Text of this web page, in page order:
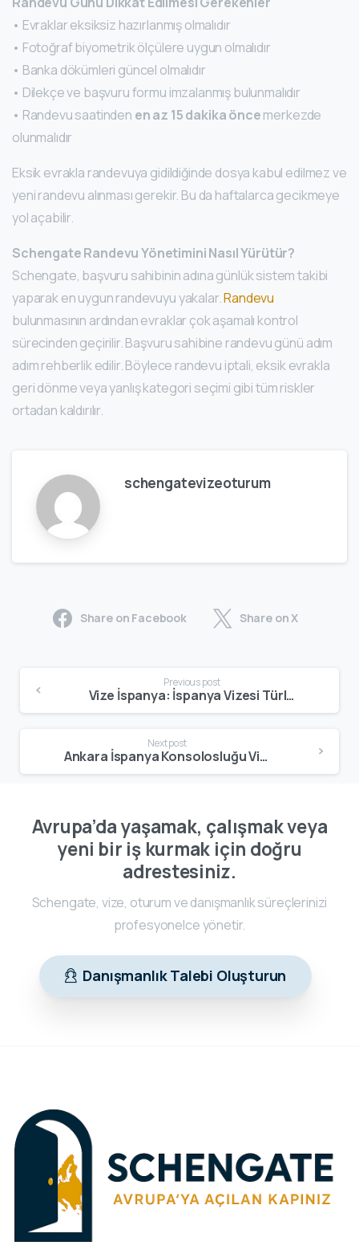
• Evraklar eksiksiz hazırlanmış olmalıdır
• Fotoğraf biyometrik ölçülere uygun olmalıdır
• Banka dökümleri güncel olmalıdır
• Dilekçe ve başvuru formu imzalanmış bulunmalıdır
• Randevu saatinden en az 15 dakika öncemerkezde
olunmalıdır
Eksik evrakla randevuya gidildiğinde dosya kabul edilmez ve
yeni randevu alınması gerekir. Bu da haftalarca gecikmeye
yol açabilir.
Schengate Randevu Yönetimini Nasıl Yürütür?
Schengate, başvuru sahibinin adına günlük sistem takibi
yaparak en uygun randevuyu yakalar.Randevu
bulunmasının ardından evraklar çok aşamalı kontrol
sürecinden geçirilir. Başvuru sahibine randevu günü adım
adım rehberlik edilir. Böylece randevu iptali, eksik evrakla
geri dönme veya yanlış kategori seçimi gibi tüm riskler
ortadan kaldırılır.
schengatevizeoturum
Share on Facebook Share on X
Previous post
Vize İspanya: İspanya Vizesi Türleri, Başvuru Şartları ve Güncel Süreç Rehberi
Next post
Ankara İspanya Konsolosluğu Vize Randevusu: Ulusal ve Schengen Vizeleri İçin Güncel Randevu Alma Rehberi
Avrupa’da yaşamak, çalışmak veya
yeni bir iş kurmak için doğru
adrestesiniz.
Schengate, vize, oturum ve danışmanlık süreçlerinizi
profesyonelce yönetir.
Danışmanlık Talebi Oluşturun